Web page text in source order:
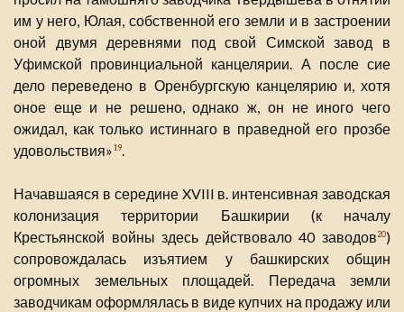
им у него, Юлая, собственной его земли и в застроении
оной двумя деревнями под свой Симской завод в
Уфимской провинциальной канцелярии. А после сие
дело переведено в Оренбургскую канцелярию и, хотя
оное еще и не решено, однако ж, он не иного чего
ожидал, как только истиннаго в праведной его прозбе
удовольствия»19.
Начавшаяся в середине XVIII в. интенсивная заводская
колонизация территории Башкирии (к началу
Крестьянской войны здесь действовало 40 заводов20)
сопровождалась изъятием у башкирских общин
огромных земельных площадей. Передача земли
заводчикам оформлялась в виде купчих на продажу или